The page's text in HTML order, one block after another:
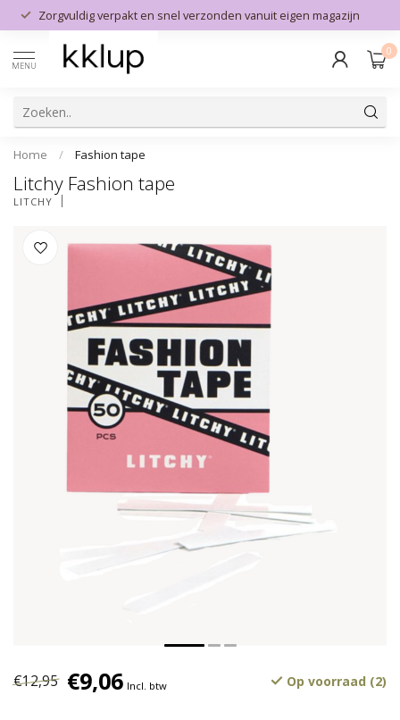
Zorgvuldig verpakt en snel verzonden vanuit eigen magazijn
MENU
0
Home / Fashion tape
Litchy Fashion tape
LITCHY
€12,95 €9,06 Incl. btw Op voorraad (2)